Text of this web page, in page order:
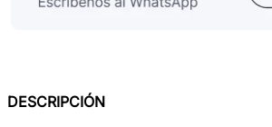
DESCRIPCIÓN